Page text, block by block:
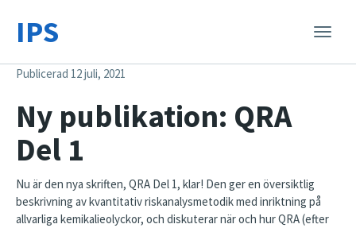
IPS
Toggle
Publicerad 12 juli, 2021
Ny publikation: QRA
Del 1
Nu är den nya skriften, QRA Del 1, klar! Den ger en översiktlig
beskrivning av kvantitativ riskanalysmetodik med inriktning på
allvarliga kemikalieolyckor, och diskuterar när och hur QRA (efter